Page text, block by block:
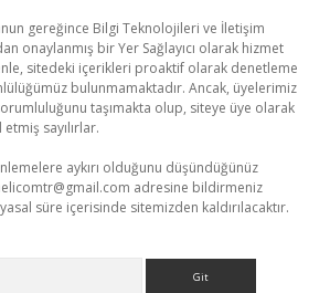
gereğince Bilgi Teknolojileri ve İletişim
onaylanmış bir Yer Sağlayıcı olarak hizmet
sitedeki içerikleri proaktif olarak denetleme
bulunmamaktadır. Ancak, üyelerimiz
taşımakta olup, siteye üye olarak
sayılırlar.
aykırı olduğunu düşündüğünüz
adresine bildirmeniz
süre içerisinde sitemizden kaldırılacaktır.